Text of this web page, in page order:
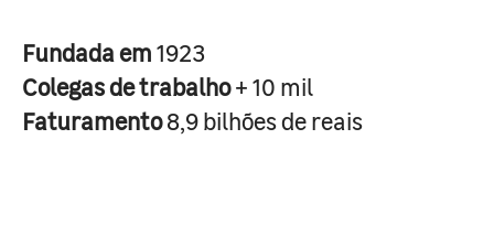
Fundada em1923
Colegas de trabalho+ 10 mil
Faturamento8,9 bilhões de reais